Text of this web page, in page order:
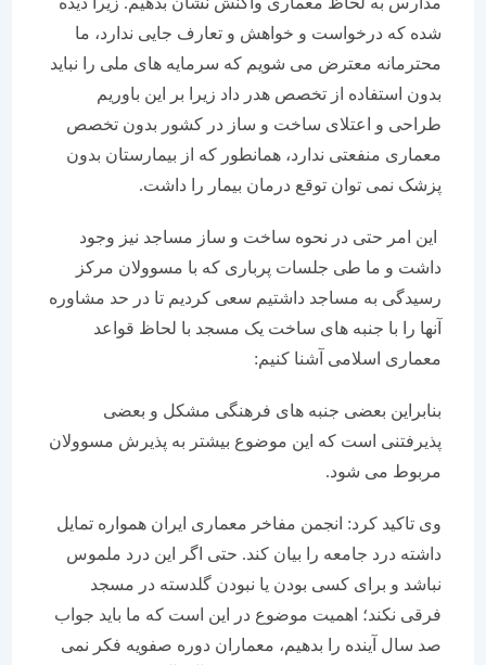
شده که درخواست و خواهش و تعارف جایی ندارد، ما
محترمانه معترض می شویم که سرمایه های ملی را نباید
بدون استفاده از تخصص هدر داد زیرا بر این باوریم
طراحی و اعتلای ساخت و ساز در کشور بدون تخصص
معماری منفعتی ندارد، همانطور که از بیمارستان بدون
پزشک نمی توان توقع درمان بیمار را داشت.
این امر حتی در نحوه ساخت و ساز مساجد نیز وجود
داشت و ما طی جلسات پرباری که با مسوولان مرکز
رسیدگی به مساجد داشتیم سعی کردیم تا در حد مشاوره
آنها را با جنبه های ساخت یک مسجد با لحاظ قواعد
معماری اسلامی آشنا کنیم:
بنابراین بعضی جنبه های فرهنگی مشکل و بعضی
پذیرفتنی است که این موضوع بیشتر به پذیرش مسوولان
مربوط می شود.
وی تاکید کرد: انجمن مفاخر معماری ایران همواره تمایل
داشته درد جامعه را بیان کند. حتی اگر این درد ملموس
نباشد و برای کسی بودن یا نبودن گلدسته در مسجد
فرقی نکند؛ اهمیت موضوع در این است که ما باید جواب
صد سال آینده را بدهیم، معماران دوره صفویه فکر نمی